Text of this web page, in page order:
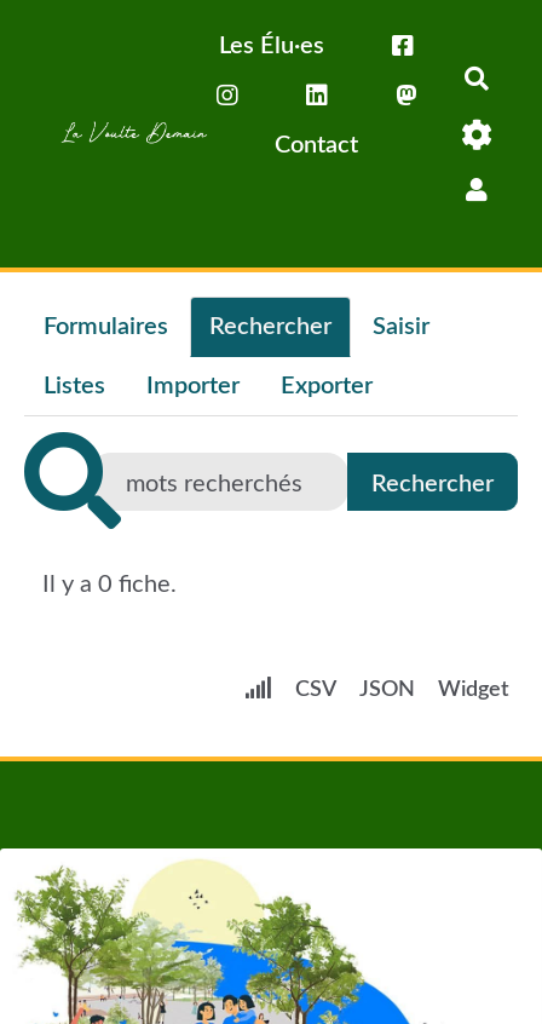
Aller au contenu principal
Les Élu·es
Contact
Formulaires Rechercher Saisir
Listes Importer Exporter
Il y a 0 fiche.
CSV JSON Widget